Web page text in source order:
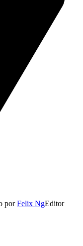
porFelix NgEditor